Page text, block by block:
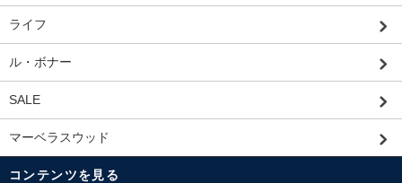
ライフ
ル・ボナー
SALE
マーベラスウッド
コンテンツを見る